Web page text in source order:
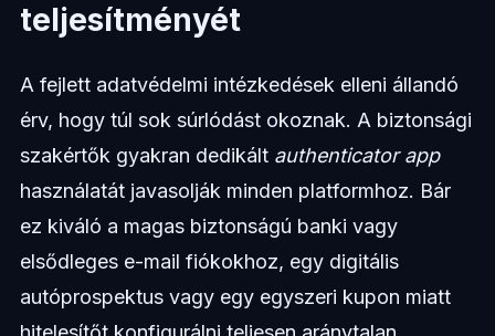
teljesítményét
A fejlett adatvédelmi intézkedések elleni állandó
érv, hogy túl sok súrlódást okoznak. A biztonsági
szakértők gyakran dedikált authenticator app
használatát javasolják minden platformhoz. Bár
ez kiváló a magas biztonságú banki vagy
elsődleges e-mail fiókokhoz, egy digitális
autóprospektus vagy egy egyszeri kupon miatt